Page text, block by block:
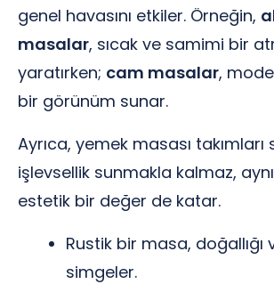
genel havasını etkiler. Örneğin,
masalar, sıcak ve samimi bir
yaratırken; cam masalar,
bir görünüm sunar.
Ayrıca, yemek masası
işlevsellik sunmakla kalmaz,
estetik bir değer de katar.
Rustik bir masa, doğallığı
simgeler.